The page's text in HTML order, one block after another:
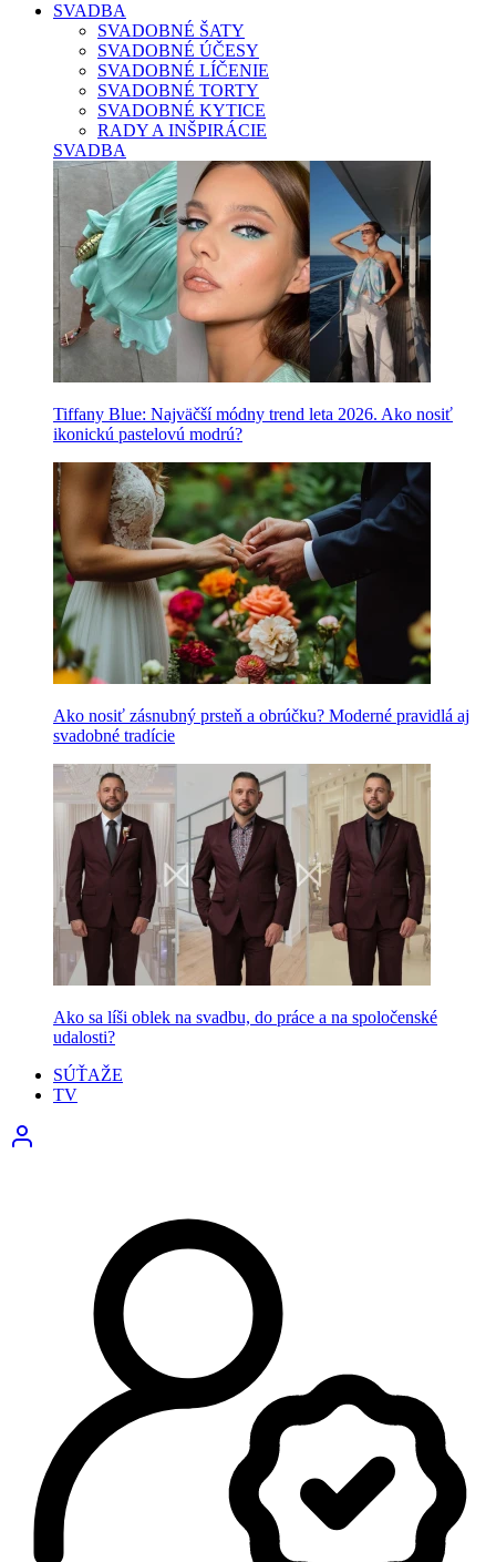
SVADBA
SVADOBNÉ ŠATY
SVADOBNÉ ÚČESY
SVADOBNÉ LÍČENIE
SVADOBNÉ TORTY
SVADOBNÉ KYTICE
RADY A INŠPIRÁCIE
SVADBA
Tiffany Blue: Najväčší módny trend leta 2026. Ako nosiť
ikonickú pastelovú modrú?
Ako nosiť zásnubný prsteň a obrúčku? Moderné pravidlá aj
svadobné tradície
Ako sa líši oblek na svadbu, do práce a na spoločenské
udalosti?
SÚŤAŽE
TV